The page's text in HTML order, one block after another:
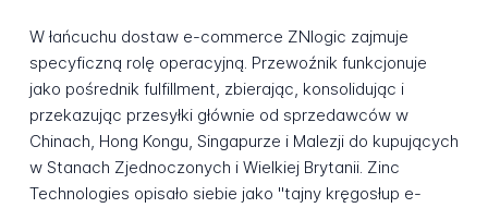
W łańcuchu dostaw e-commerce ZNlogic zajmuje
specyficzną rolę operacyjną. Przewoźnik funkcjonuje
jako pośrednik fulfillment, zbierając, konsolidując i
przekazując przesyłki głównie od sprzedawców w
Chinach, Hong Kongu, Singapurze i Malezji do kupujących
w Stanach Zjednoczonych i Wielkiej Brytanii. Zinc
Technologies opisało siebie jako "tajny kręgosłup e-